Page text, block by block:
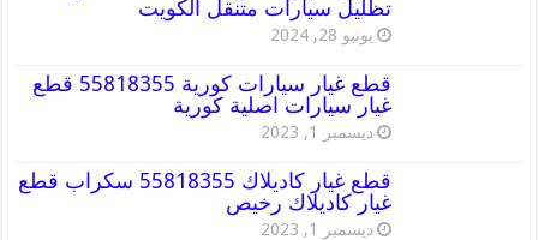
تظليل سيارات متنقل الكويت
يونيو 28, 2024
قطع غيار سيارات كورية 55818355 قطع
غيار سيارات اصلية كورية
ديسمبر 1, 2023
قطع غيار كاديلاك 55818355 سكراب قطع
غيار كاديلاك رخيص
ديسمبر 1, 2023